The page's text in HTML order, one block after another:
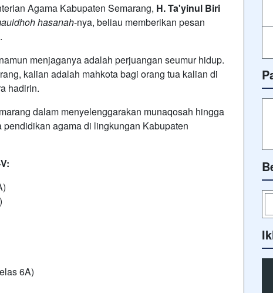
Agama Kabupaten Semarang, H. Ta'yinul Biri
hasanah-nya, beliau memberikan pesan
menjaganya adalah perjuangan seumur hidup.
kalian adalah mahkota bagi orang tua kalian di
hadirin.
dalam menyelenggarakan munaqosah hingga
agama di lingkungan Kabupaten
6A)